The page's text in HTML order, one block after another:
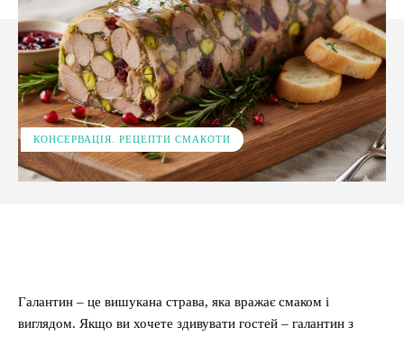
КОНСЕРВАЦІЯ. РЕЦЕПТИ СМАКОТИ
Галантин – це вишукана страва, яка вражає смаком і
виглядом. Якщо ви хочете здивувати гостей – галантин з